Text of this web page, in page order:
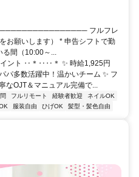
フルフレ
お願いします） * 申告シフトで勤
る間（10:00～...
ント ‥＊‥‥＊ ✨ 時給1,925円
パ多数活躍中！温かいチーム ✨ フ
なOJT＆マニュアル完備で...
フルリモート 経験者歓迎
ネイルOK
服装自由 ひげOK 髪型・髪色自由